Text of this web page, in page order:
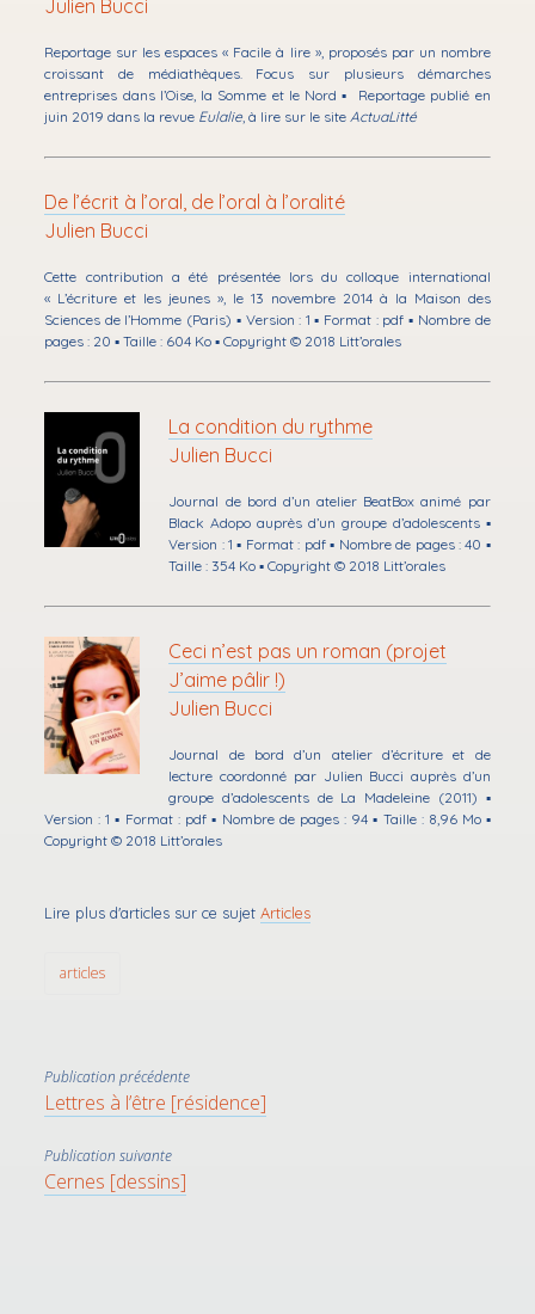
Julien Bucci
Reportage sur les espaces « Facile à lire », proposés par un nombre
croissant de médiathèques. Focus sur plusieurs démarches
entreprises dans l’Oise, la Somme et le Nord ▪ Reportage publié en
juin 2019 dans la revue Eulalie, à lire sur le siteActuaLitté
De l’écrit à l’oral, de l’oral à l’oralité
Julien Bucci
Cette contribution a été présentée lors du colloque international
« L’écriture et les jeunes », le 13 novembre 2014 à la Maison des
Sciences de l’Homme (Paris) ▪ Version : 1 ▪ Format : pdf ▪ Nombre de
pages : 20 ▪ Taille : 604 Ko ▪ Copyright © 2018 Litt’orales
La condition du rythme
Julien Bucci
Journal de bord d’un atelier BeatBox animé par
Black Adopo auprès d’un groupe d’adolescents ▪
Version : 1 ▪ Format : pdf ▪ Nombre de pages : 40 ▪
Taille : 354 Ko ▪ Copyright © 2018 Litt’orales
Ceci n’est pas un roman (projet
J’aime pâlir !)
Julien Bucci
Journal de bord d’un atelier d’écriture et de
lecture coordonné par Julien Bucci auprès d’un
groupe d’adolescents de La Madeleine (2011) ▪
Version : 1 ▪ Format : pdf ▪ Nombre de pages : 94 ▪ Taille : 8,96 Mo ▪
Copyright © 2018 Litt’orales
Lire plus d'articles sur ce sujet Articles
articles
Publication précédente
Lettres à l’être [résidence]
Publication suivante
Cernes [dessins]